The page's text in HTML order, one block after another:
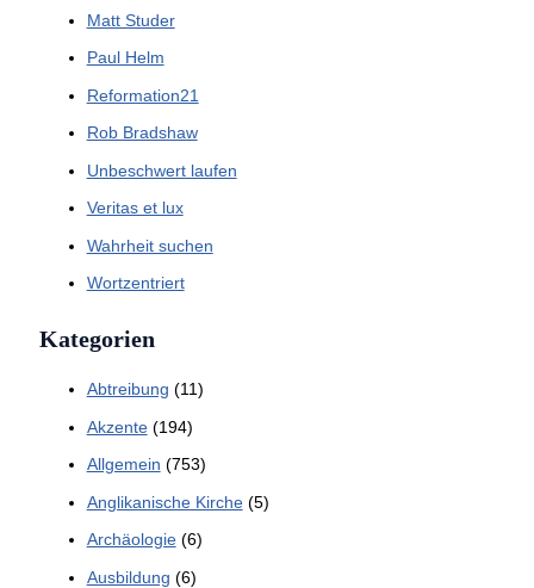
Matt Studer
Paul Helm
Reformation21
Rob Bradshaw
Unbeschwert laufen
Veritas et lux
Wahrheit suchen
Wortzentriert
Kategorien
Abtreibung (11)
Akzente(194)
Allgemein (753)
Anglikanische Kirche(5)
Archäologie(6)
Ausbildung (6)